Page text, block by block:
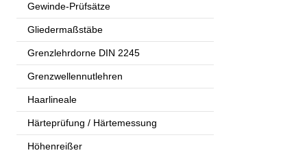
Gewinde-Prüfsätze
Gliedermaßstäbe
Grenzlehrdorne DIN 2245
Grenzwellennutlehren
Haarlineale
Härteprüfung / Härtemessung
Höhenreißer